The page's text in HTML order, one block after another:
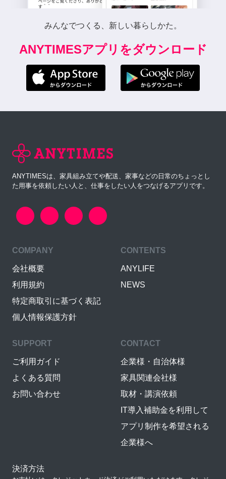
みんなでつくる、新しい暮らしかた。
ANYTIMESアプリをダウンロード
ANYTIMESは、家具組み立てや配送、家事などの日常のちょっとし
た用事を依頼したい人と、仕事をしたい人をつなげるアプリです。
COMPANY
会社概要
利用規約
特定商取引に基づく表記
個人情報保護方針
CONTENTS
ANYLIFE
NEWS
SUPPORT
ご利用ガイド
よくある質問
お問い合わせ
CONTACT
企業様・自治体様
家具関連会社様
取材・講演依頼
IT導入補助金を利用して
アプリ制作を希望される
企業様へ
決済方法